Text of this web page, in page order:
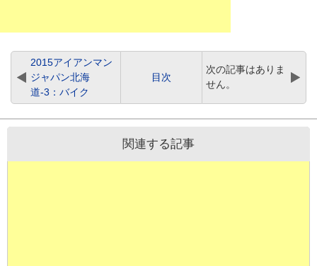
2015アイアンマン
ジャパン北海
道-3：バイク
目次
次の記事はありま
せん。
関連する記事